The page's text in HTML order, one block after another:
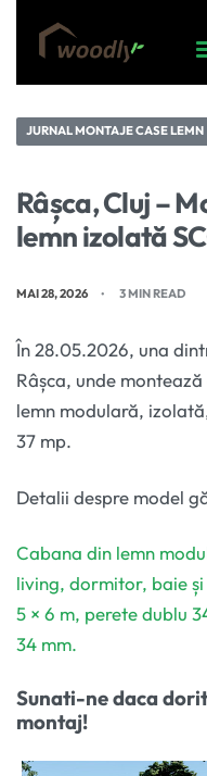
JURNAL MONTAJE CASE LEMN
Râșca, Cluj –
lemn izolată
MAI 28, 2026 3 MIN READ
În 28.05.2026, una
Râșca, unde
lemn modulară,
37 mp.
Detalii despre model
Cabana din lemn
living, dormitor, baie
5 × 6 m, perete dublu
34 mm.
Sunati-ne daca
montaj!